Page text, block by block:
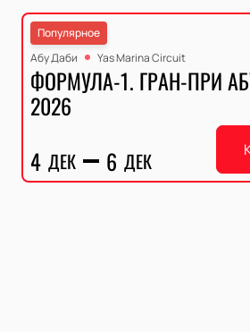
Популярное
Абу Даби
Yas Marina Circuit
ФОРМУЛА-1. ГРАН-ПРИ
2026
4 ДЕК 6 ДЕК